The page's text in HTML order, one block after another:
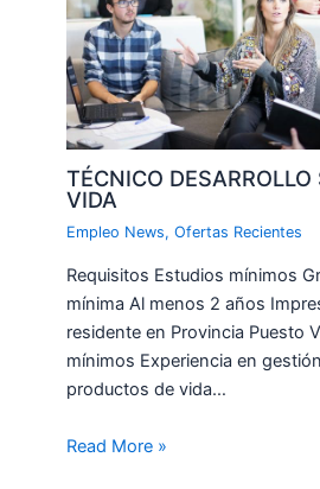
TÉCNICO DESARROLLO
VIDA
Empleo News,Ofertas Recientes
Requisitos Estudios mínimos
mínima Al menos 2 años
residente en Provincia Puesto
mínimos Experiencia en
productos de vida…
Read More »